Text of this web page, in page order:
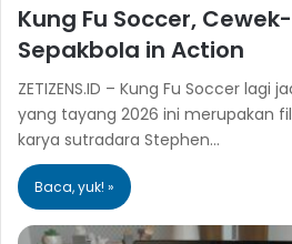
Kung Fu Soccer,
Sepakbola in Action
ZETIZENS.ID – Kung Fu Soccer lagi
yang tayang 2026 ini merupakan
karya sutradara Stephen…
Baca, yuk! »